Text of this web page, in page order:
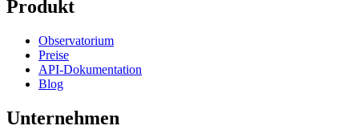
Produkt
Observatorium
Preise
API-Dokumentation
Blog
Unternehmen